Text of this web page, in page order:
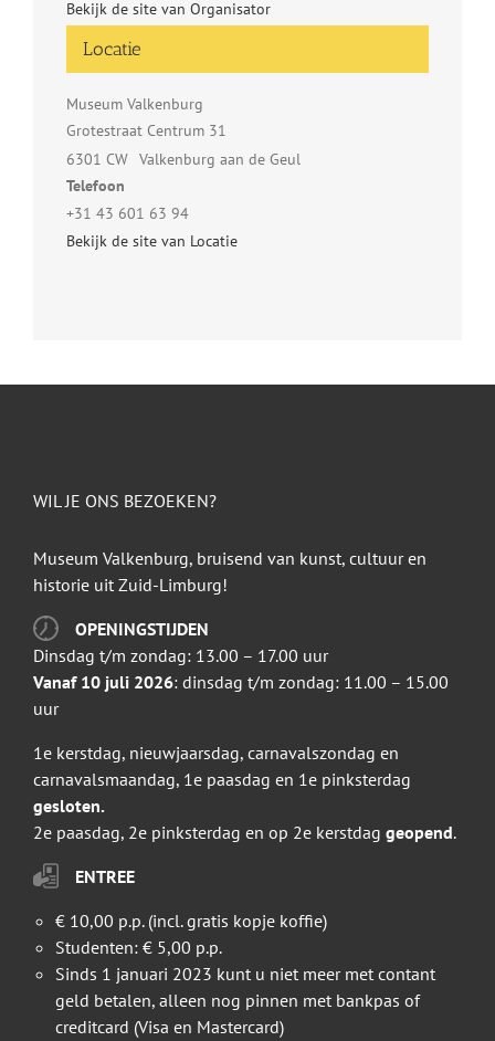
Locatie
Museum Valkenburg
Grotestraat Centrum 31
6301 CW Valkenburg aan de Geul
Telefoon
+31 43 601 63 94
Bekijk de site van Locatie
Bekijk de site van Organisator
WIL JE ONS BEZOEKEN?
Museum Valkenburg, bruisend van kunst, cultuur en
historie uit Zuid-Limburg!
OPENINGSTIJDEN
Dinsdag t/m zondag: 13.00 – 17.00 uur
Vanaf 10 juli 2026: dinsdag t/m zondag: 11.00 – 15.00
uur
1e kerstdag, nieuwjaarsdag, carnavalszondag en
carnavalsmaandag, 1e paasdag en 1e pinksterdag
gesloten.
2e paasdag, 2e pinksterdag en op 2e kerstdag geopend.
ENTREE
€ 10,00 p.p. (incl. gratis kopje koffie)
Studenten: € 5,00 p.p.
Sinds 1 januari 2023 kunt u niet meer met contant
geld betalen, alleen nog pinnen met bankpas of
creditcard (Visa en Mastercard)